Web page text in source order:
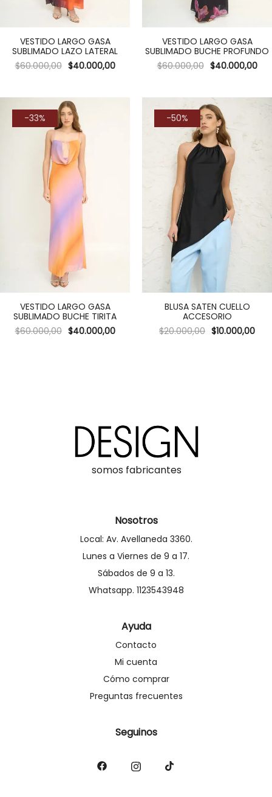
VESTIDO LARGO GASA
SUBLIMADO LAZO LATERAL
$60.000,00 $40.000,00
VESTIDO LARGO GASA
SUBLIMADO BUCHE PROFUNDO
$60.000,00 $40.000,00
-33%
VESTIDO LARGO GASA
SUBLIMADO BUCHE TIRITA
$60.000,00 $40.000,00
-50%
BLUSA SATEN CUELLO
ACCESORIO
$20.000,00 $10.000,00
somos fabricantes
Nosotros
Local: Av. Avellaneda 3360.
Lunes a Viernes de 9 a 17.
Sábados de 9 a 13.
Whatsapp. 1123543948
Ayuda
Contacto
Mi cuenta
Cómo comprar
Preguntas frecuentes
Seguinos